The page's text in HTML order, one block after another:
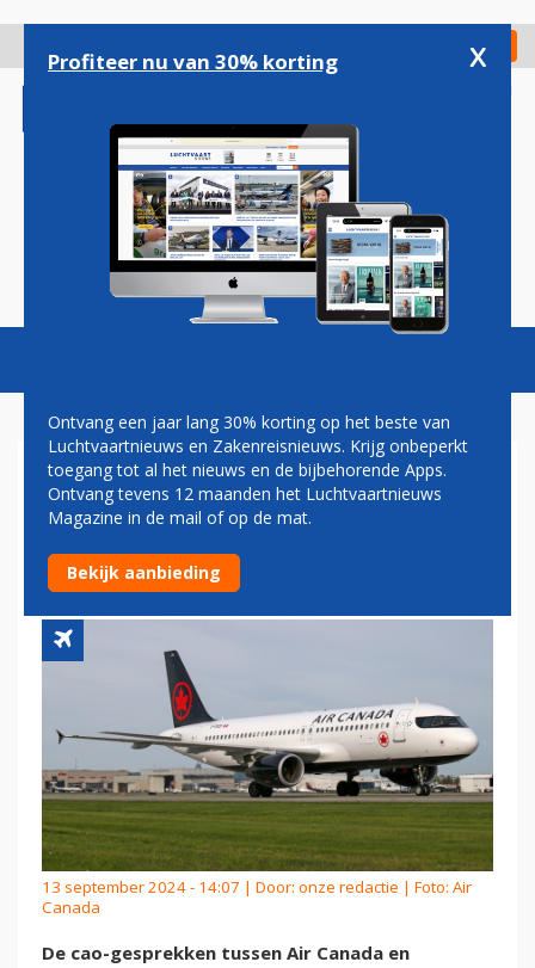
gaan
Check in
Magazine Podcasts Vacatures
AIR CANADA WAARSCHUWT
VOOR GEVOLGEN VAN
DREIGENDE PILOTENSTAKING
13 september 2024 - 14:07 | Door: onze redactie | Foto: Air
Canada
De cao-gesprekken tussen Air Canada en
Profiteer nu van 30% korting x
Ontvang een jaar lang 30% korting op het beste van
Luchtvaartnieuws en Zakenreisnieuws. Krijg onbeperkt
toegang tot al het nieuws en de bijbehorende Apps.
Ontvang tevens 12 maanden het Luchtvaartnieuws
Magazine in de mail of op de mat.
Bekijk aanbieding